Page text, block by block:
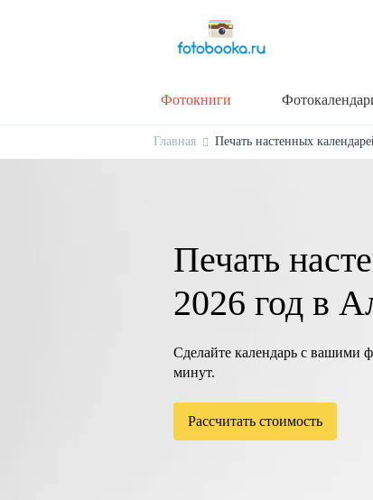
Фотокниги
Главная Печать настенных
Печать
2026 год в
Сделайте календарь с вашими
минут.
Рассчитать стоимость